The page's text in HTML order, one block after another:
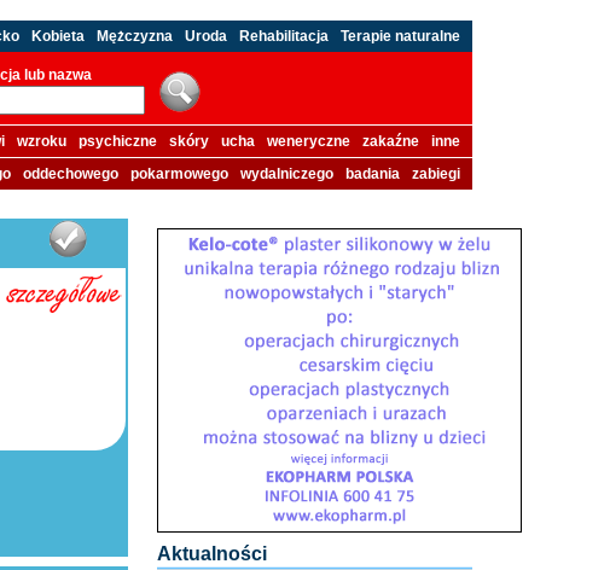
Kobieta Mężczyzna Uroda Rehabilitacja Terapie naturalne
lub nazwa
wzroku psychiczne skóry ucha weneryczne zakaźne
inne
oddechowego pokarmowego wydalniczego badania zabiegi
Aktualności